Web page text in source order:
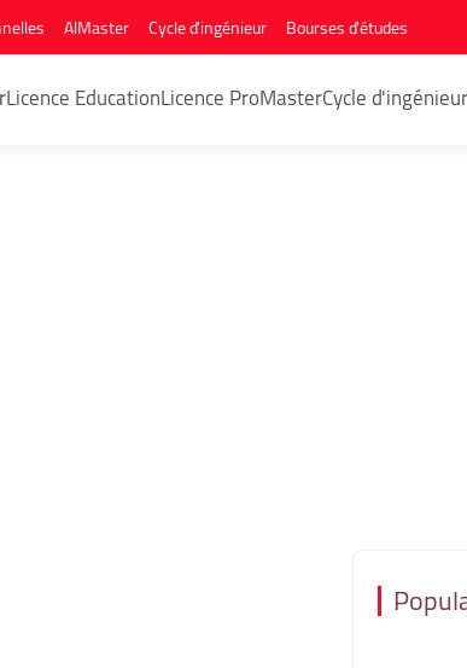
AlMaster Cycle d'ingénieur Bourses d'études
Licence EducationLicence ProMasterCycle d'ingénieur